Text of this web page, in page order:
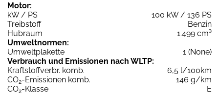
Motor:
kW / PS
100 kW / 136 PS
Treibstoff
Benzin
Hubraum
1.499 cm³
Umweltnormen:
Umweltplakette
1 (None)
Verbrauch und Emissionen nach WLTP:
Kraftstoffverbr. komb.
6,5 l/100km
CO2-Emissionen komb.
146 g/km
CO2-Klasse
E